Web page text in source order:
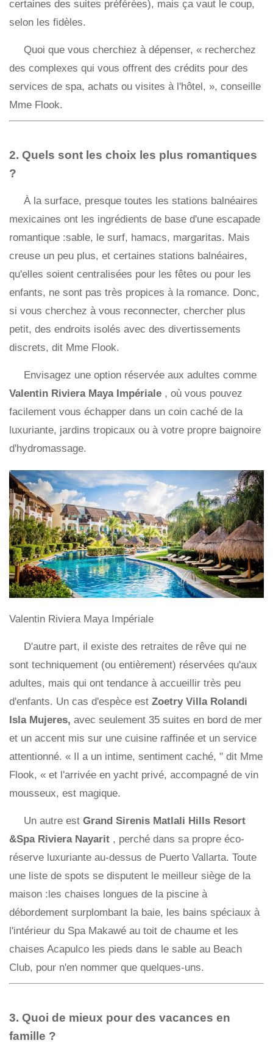
certaines des suites préférées), mais ça vaut le coup,
selon les fidèles.
Quoi que vous cherchiez à dépenser, « recherchez
des complexes qui vous offrent des crédits pour des
services de spa, achats ou visites à l'hôtel, », conseille
Mme Flook.
2. Quels sont les choix les plus romantiques
?
À la surface, presque toutes les stations balnéaires
mexicaines ont les ingrédients de base d'une escapade
romantique :sable, le surf, hamacs, margaritas. Mais
creuse un peu plus, et certaines stations balnéaires,
qu'elles soient centralisées pour les fêtes ou pour les
enfants, ne sont pas très propices à la romance. Donc,
si vous cherchez à vous reconnecter, chercher plus
petit, des endroits isolés avec des divertissements
discrets, dit Mme Flook.
Envisagez une option réservée aux adultes comme
Valentin Riviera Maya Impériale , où vous pouvez
facilement vous échapper dans un coin caché de la
luxuriante, jardins tropicaux ou à votre propre baignoire
d'hydromassage.
Valentin Riviera Maya Impériale
D'autre part, il existe des retraites de rêve qui ne
sont techniquement (ou entièrement) réservées qu'aux
adultes, mais qui ont tendance à accueillir très peu
d'enfants. Un cas d'espèce est Zoetry Villa Rolandi
Isla Mujeres, avec seulement 35 suites en bord de mer
et un accent mis sur une cuisine raffinée et un service
attentionné. « Il a un intime, sentiment caché, " dit Mme
Flook, « et l'arrivée en yacht privé, accompagné de vin
mousseux, est magique.
Un autre est Grand Sirenis Matlali Hills Resort
&Spa Riviera Nayarit , perché dans sa propre éco-
réserve luxuriante au-dessus de Puerto Vallarta. Toute
une liste de spots se disputent le meilleur siège de la
maison :les chaises longues de la piscine à
débordement surplombant la baie, les bains spéciaux à
l'intérieur du Spa Makawé au toit de chaume et les
chaises Acapulco les pieds dans le sable au Beach
Club, pour n'en nommer que quelques-uns.
3. Quoi de mieux pour des vacances en
famille ?